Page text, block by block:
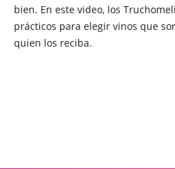
bien. En este video, los
prácticos para elegir vinos que
quien los reciba.